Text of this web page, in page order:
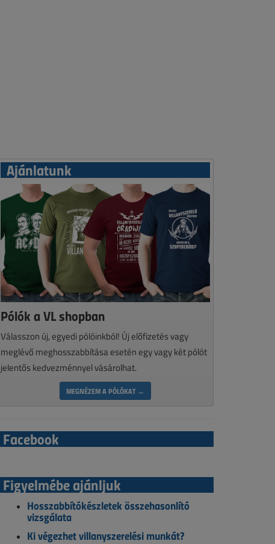
Ajánlatunk
Pólók a VL shopban
Válasszon új, egyedi pólóinkból! Új előfizetés vagy
meglévő meghosszabbítása esetén egy vagy két pólót
jelentős kedvezménnyel vásárolhat.
MEGNÉZEM A PÓLÓKAT →
Facebook
Figyelmébe ajánljuk
Hosszabbítókészletek összehasonlító
vizsgálata
Ki végezhet villanyszerelési munkát?